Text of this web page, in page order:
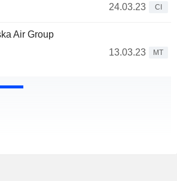
24.03.23
CI
Air Group
13.03.23
MT